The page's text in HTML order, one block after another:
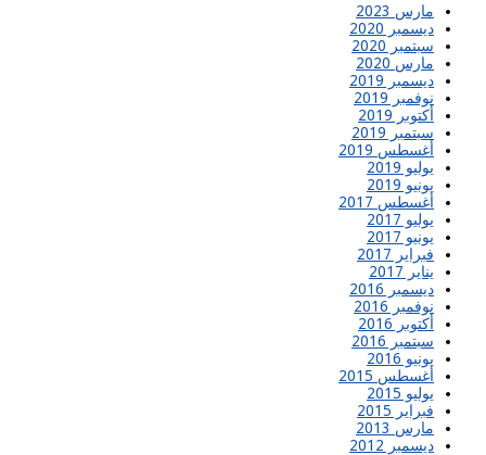
مارس 2023
ديسمبر 2020
سبتمبر 2020
مارس 2020
ديسمبر 2019
نوفمبر 2019
أكتوبر 2019
سبتمبر 2019
أغسطس 2019
يوليو 2019
يونيو 2019
أغسطس 2017
يوليو 2017
يونيو 2017
فبراير 2017
يناير 2017
ديسمبر 2016
نوفمبر 2016
أكتوبر 2016
سبتمبر 2016
يونيو 2016
أغسطس 2015
يوليو 2015
فبراير 2015
مارس 2013
ديسمبر 2012